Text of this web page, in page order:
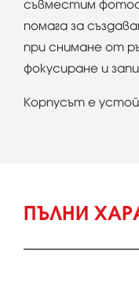
съвместим
помага за
при снимане от
фокусиране и
Корпусът е
ПЪЛНИ